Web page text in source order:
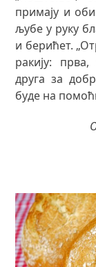
примају и
љубе у руку
и берићет.
ракију:
друга за
буде на